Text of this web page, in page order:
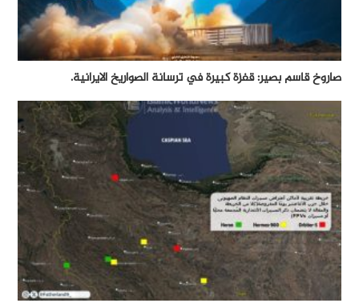
صاروخ قاسم بصير: قفزة كبيرة في ترسانة الصواريخ الايرانية.